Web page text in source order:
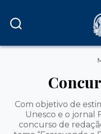
Com objetivo de
Unesco e o jornal
concurso de